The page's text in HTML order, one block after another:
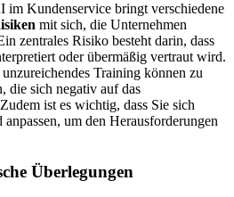
Kundenservice bringt verschiedene
mit sich, die Unternehmen
zentrales Risiko besteht darin, dass
oder übermäßig vertraut wird.
unzureichendes Training können zu
die sich negativ auf das
ist es wichtig, dass Sie sich
um den Herausforderungen
Überlegungen